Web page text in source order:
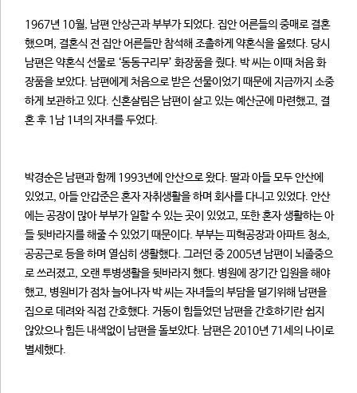
1967년 10월, 남편 안상근과 부부가 되었다. 집안 어른들의 중매로 결혼
했으며, 결혼식 전 집안 어른들만 참석해 조촐하게 약혼식을 올렸다. 당시
남편은 약혼식 선물로 ‘동동구리무’ 화장품을 줬다. 박 씨는 이때 처음 화
장품을 보았다. 남편에게 처음으로 받은 선물이었기 때문에 지금까지 소중
하게 보관하고 있다. 신혼살림은 남편이 살고 있는 예산군에 마련했고, 결
혼 후 1남 1녀의 자녀를 두었다.
박경순은 남편과 함께 1993년에 안산으로 왔다. 딸과 아들 모두 안산에
있었고, 아들 안갑준은 혼자 자취생활을 하며 회사를 다니고 있었다. 안산
에는 공장이 많아 부부가 일할 수 있는 곳이 있었고, 또한 혼자 생활하는 아
들 뒷바라지를 해줄 수 있었기 때문이다. 부부는 피혁공장과 아파트 청소,
공공근로 등을 하며 열심히 생활했다. 그러던 중 2005년 남편이 뇌졸중으
로 쓰러졌고, 오랜 투병생활을 뒷바라지 했다. 병원에 장기간 입원을 해야
했고, 병원비가 점차 늘어나자 박 씨는 자녀들의 부담을 덜기위해 남편을
집으로 데려와 직접 간호했다. 거동이 힘들었던 남편을 간호하기란 쉽지
않았으나 힘든 내색없이 남편을 돌보았다. 남편은 2010년 71세의 나이로
별세했다.